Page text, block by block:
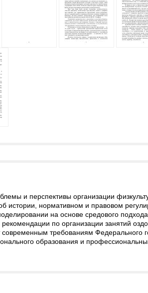
и перспективы организации
истории, нормативном и правовом
на основе средового
по организации занятий
требованиям Федерального
образования и